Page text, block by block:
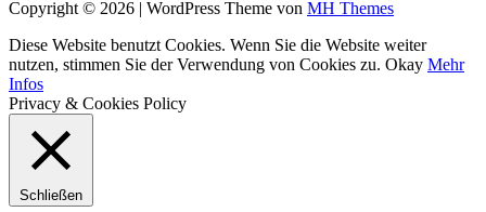
Copyright © 2026 | WordPress Theme von MH Themes
Diese Website benutzt Cookies. Wenn Sie die Website weiter
nutzen, stimmen Sie der Verwendung von Cookies zu. Okay Mehr
Infos
Privacy & Cookies Policy
Schließen